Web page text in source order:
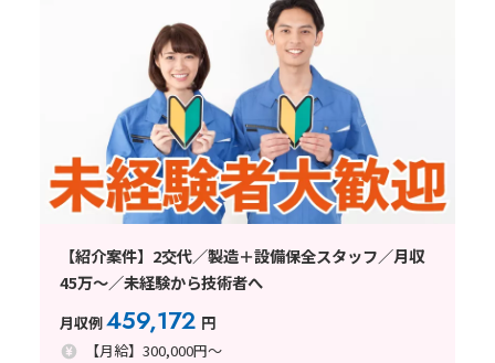
【紹介案件】2交代／製造＋設備保全スタッフ／月収
45万～／未経験から技術者へ
月収例459,172 円
【月給】300,000円～